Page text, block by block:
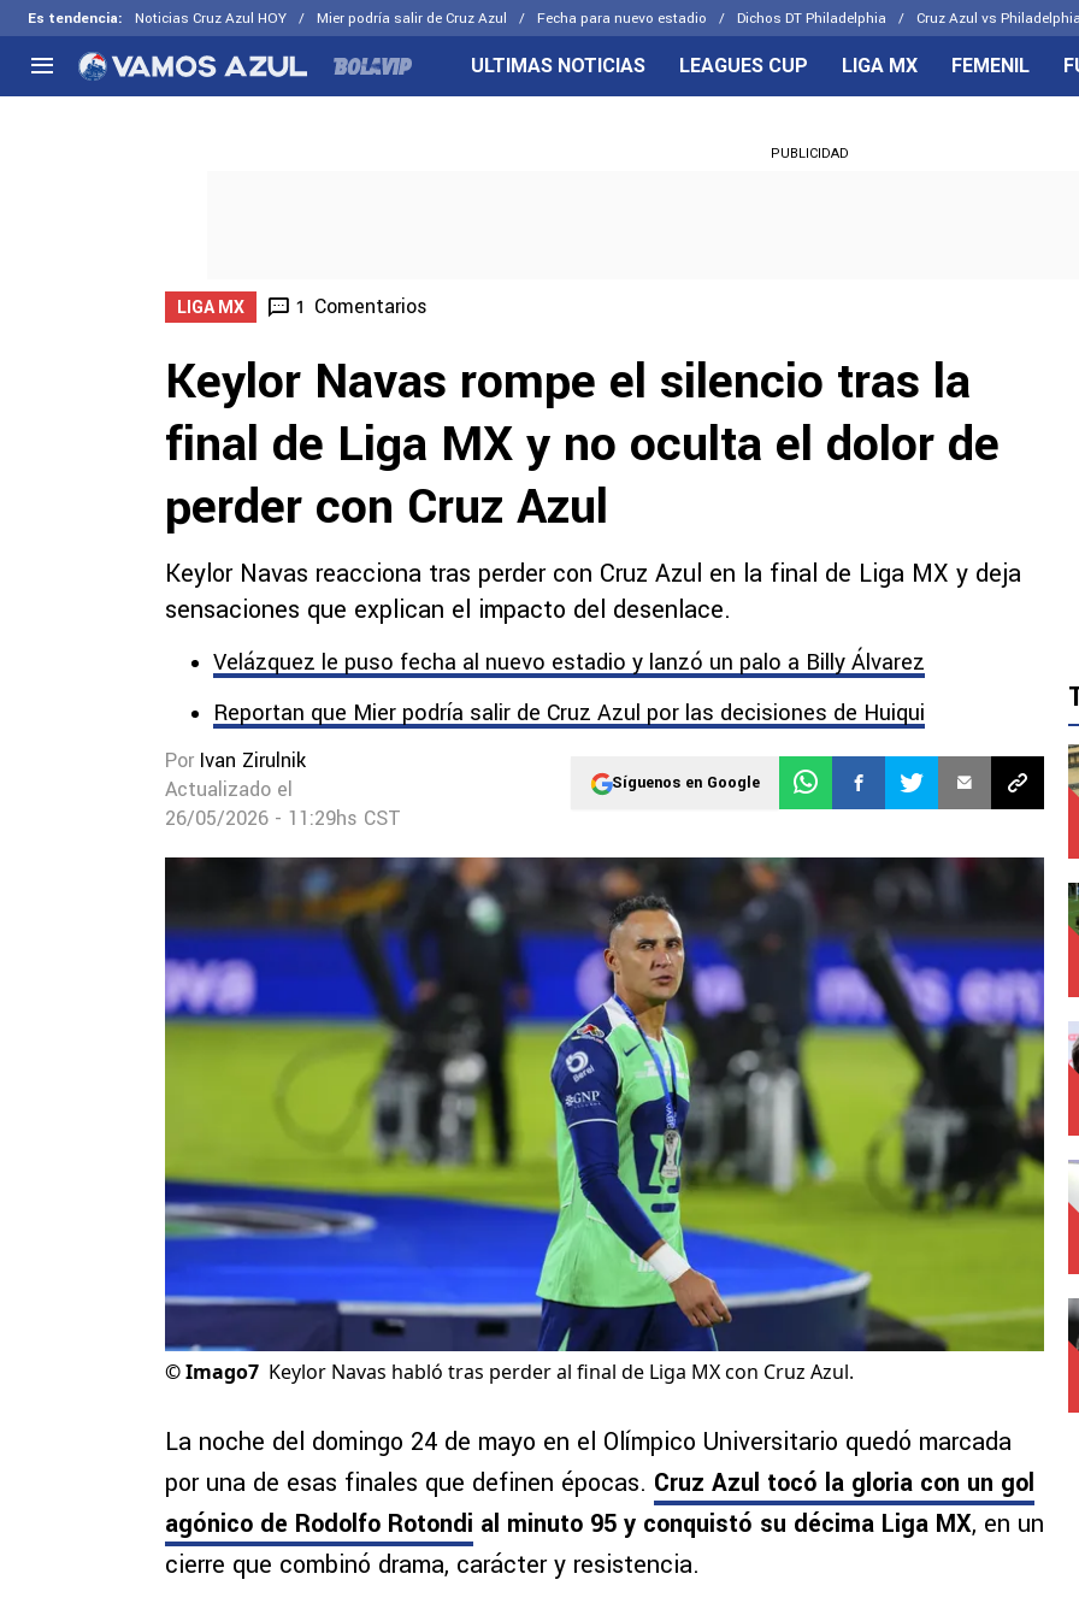
Es tendencia: Noticias Cruz Azul HOY Mier podría salir de Cruz Azul Fecha para nuevo estadio Dichos DT Philadelphia Cruz Azul vs
Selección Mexicana
CELESTES
ULTIMAS NOTICIAS LEAGUES CUP LIGA MX FEMENIL
PUBLICIDAD
LIGA MX 1 Comentarios
Keylor Navas rompe el silencio tras la
final de Liga MX y no oculta el dolor de
perder con Cruz Azul
Keylor Navas reacciona tras perder con Cruz Azul en la final de Liga MX y deja
sensaciones que explican el impacto del desenlace.
Velázquez le puso fecha al nuevo estadio y lanzó un palo a Billy Álvarez
Reportan que Mier podría salir de Cruz Azul por las decisiones de Huiqui
Por Ivan Zirulnik
Actualizado el
26/05/2026 - 11:29hs CST
Síguenos en Google
©Imago7 Keylor Navas habló tras perder al final de Liga MX con Cruz Azul.
La noche del domingo 24 de mayo en el Olímpico Universitario quedó marcada
por una de esas finales que definen épocas. Cruz Azul tocó la gloria con un gol
agónico de Rodolfo Rotondi al minuto 95 y conquistó su décima Liga MX, en un
cierre que combinó drama, carácter y resistencia.